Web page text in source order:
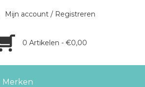
Mijn account / Registreren
0 Artikelen - €0,00
Merken